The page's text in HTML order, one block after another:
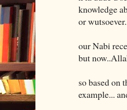
knowledge
or
our Nabi
but
so based on
example...